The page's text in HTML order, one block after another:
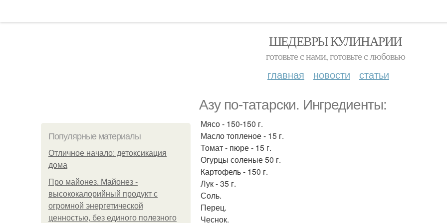
ШЕДЕВРЫ КУЛИНАРИИ
готовьте с нами, готовьте с любовью
главная новости статьи
Азу по-татарски. Ингредиенты:
Популярные материалы
Отличное начало: детоксикация
дома
Про майонез. Майонез -
высококалорийный продукт с
огромной энергетической
ценностью, без единого полезного
Мясо - 150-150 г.
Масло топленое - 15 г.
Томат - пюре - 15 г.
Огурцы соленые 50 г.
Картофель - 150 г.
Лук - 35 г.
Соль.
Перец.
Чеснок.